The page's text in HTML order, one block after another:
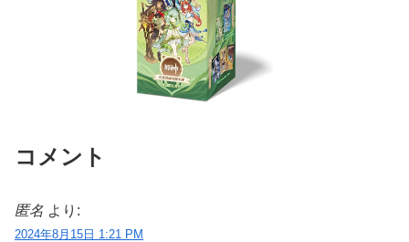
コメント
匿名 より:
2024年8月15日 1:21 PM